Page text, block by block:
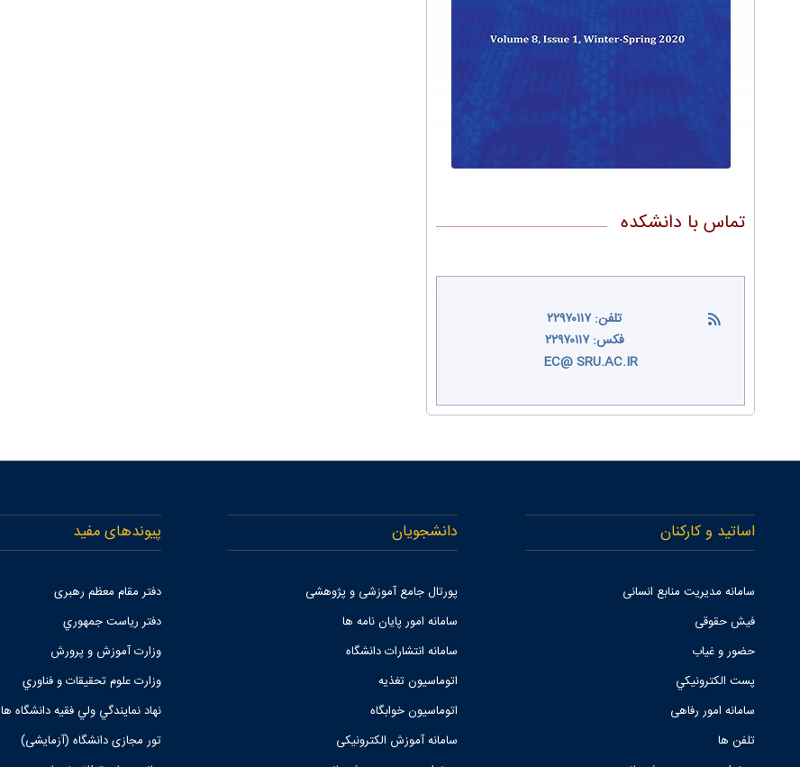
تماس با دانشکده
تلفن: ۲۲۹۷۰۱۱۷
فکس: ۲۲۹۷۰۱۱۷
EC@ SRU.AC.IR
اساتید و کارکنان
سامانه مدیریت منابع انسانی
فیش حقوقی
حضور و غیاب
پست الكترونيكي
سامانه امور رفاهی
تلفن ها
دانشجویان
پورتال جامع آموزشی و پژوهشی
سامانه امور پایان نامه ها
سامانه انتشارات دانشگاه
اتوماسیون تغذیه
اتوماسیون خوابگاه
سامانه آموزش الکترونیکی
پیوندهای مفید
دفتر مقام معظم رهبری
دفتر رياست جمهوري
وزارت آموزش و پرورش
وزارت علوم تحقيقات و فناوري
نهاد نمايندگي ولي فقيه دانشگاه ها
تور مجازی دانشگاه (آزمایشی)